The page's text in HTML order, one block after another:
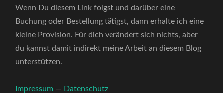
Wenn Du diesem Link folgst und darüber eine
Buchung oder Bestellung tätigst, dann erhalte ich eine
kleine Provision. Für dich verändert sich nichts, aber
du kannst damit indirekt meine Arbeit an diesem Blog
unterstützen.
Impressum — Datenschutz